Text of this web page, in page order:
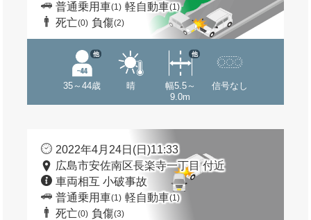
普通乗用車(1) 軽自動車(1)
死亡(0) 負傷(2)
35～44歳
他
晴
幅5.5～
9.0m
他
信号なし
2022年4月24日(日)11:33
広島市安佐南区長楽寺一丁目 付近
車両相互 小破事故
普通乗用車(1) 軽自動車(1)
死亡(0) 負傷(3)